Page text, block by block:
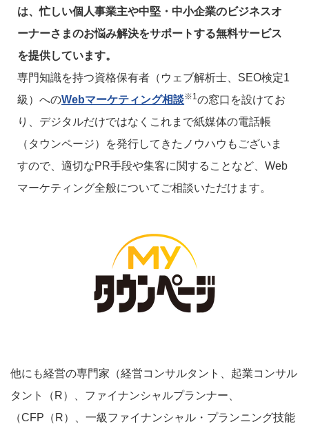
は、忙しい個人事業主や中堅・中小企業のビジネスオ
ーナーさまのお悩み解決をサポートする無料サービス
を提供しています。
専門知識を持つ資格保有者（ウェブ解析士、SEO検定1
級）へのWebマーケティング相談※1の窓口を設けてお
り、デジタルだけではなくこれまで紙媒体の電話帳
（タウンページ）を発行してきたノウハウもございま
すので、適切なPR手段や集客に関することなど、Web
マーケティング全般についてご相談いただけます。
他にも経営の専門家（経営コンサルタント、起業コンサル
タント（R）、ファイナンシャルプランナー、
（CFP（R）、一級ファイナンシャル・プランニング技能